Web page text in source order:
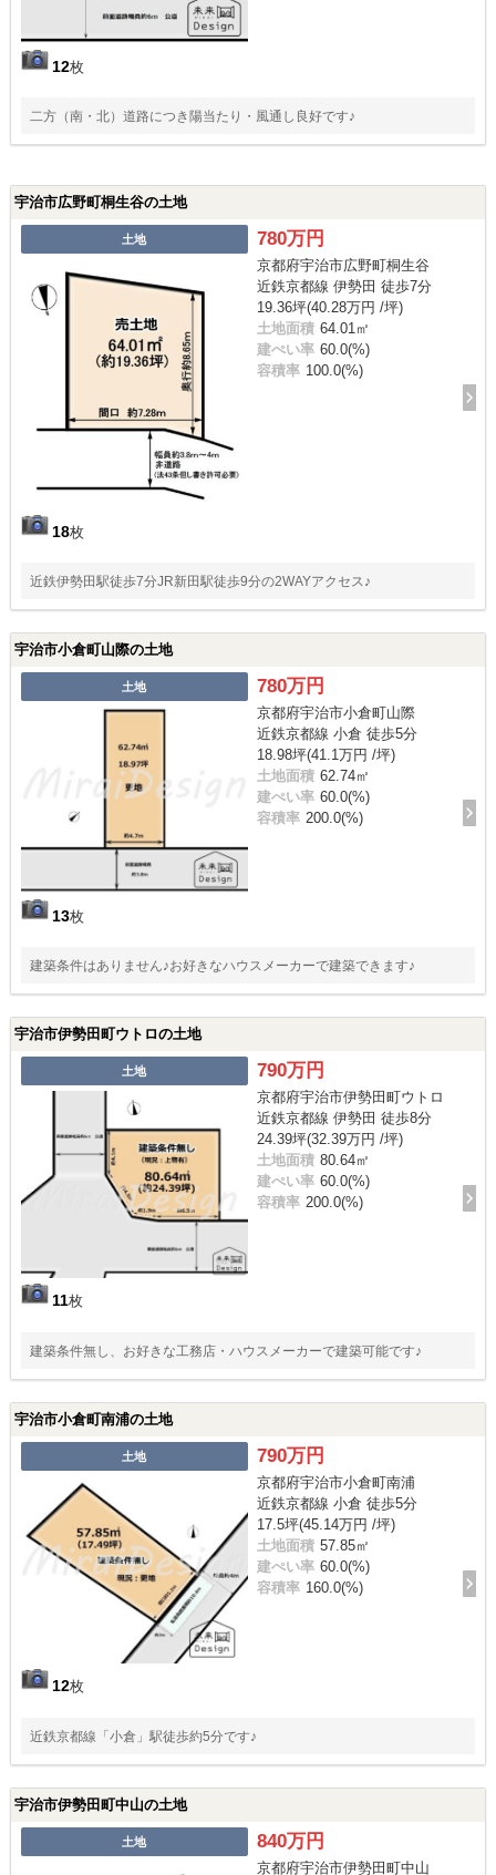
12枚
二方（南・北）道路につき陽当たり・風通し良好です♪
宇治市広野町桐生谷の土地
土地
18枚
780万円
京都府宇治市広野町桐生谷
近鉄京都線 伊勢田 徒歩7分
19.36坪(40.28万円 /坪)
土地面積 64.01㎡
建ぺい率 60.0(%)
容積率 100.0(%)
近鉄伊勢田駅徒歩7分JR新田駅徒歩9分の2WAYアクセス♪
宇治市小倉町山際の土地
土地
13枚
780万円
京都府宇治市小倉町山際
近鉄京都線 小倉 徒歩5分
18.98坪(41.1万円 /坪)
土地面積 62.74㎡
建ぺい率 60.0(%)
容積率 200.0(%)
建築条件はありません♪お好きなハウスメーカーで建築できます♪
宇治市伊勢田町ウトロの土地
土地
11枚
790万円
京都府宇治市伊勢田町ウトロ
近鉄京都線 伊勢田 徒歩8分
24.39坪(32.39万円 /坪)
土地面積 80.64㎡
建ぺい率 60.0(%)
容積率 200.0(%)
建築条件無し、お好きな工務店・ハウスメーカーで建築可能です♪
宇治市小倉町南浦の土地
土地
12枚
790万円
京都府宇治市小倉町南浦
近鉄京都線 小倉 徒歩5分
17.5坪(45.14万円 /坪)
土地面積 57.85㎡
建ぺい率 60.0(%)
容積率 160.0(%)
近鉄京都線「小倉」駅徒歩約5分です♪
宇治市伊勢田町中山の土地
土地 840万円
京都府宇治市伊勢田町中山